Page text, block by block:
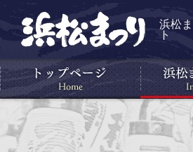
浜松
ト